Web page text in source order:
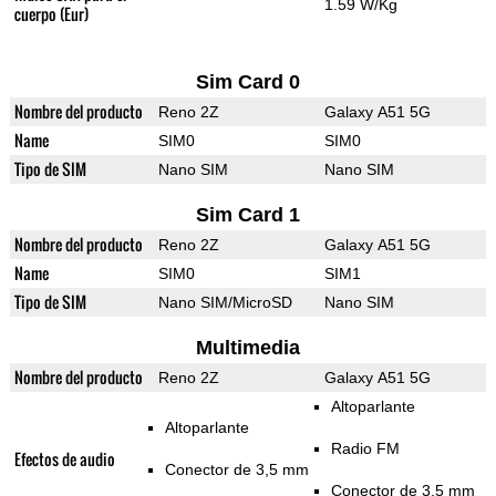
cuerpo (Eur)
1.59 W/Kg
Sim Card 0
Nombre del producto Reno 2Z Galaxy A51 5G
Name SIM0 SIM0
Tipo de SIM Nano SIM Nano SIM
Sim Card 1
Nombre del producto Reno 2Z Galaxy A51 5G
Name SIM0 SIM1
Tipo de SIM Nano SIM/MicroSD Nano SIM
Multimedia
Nombre del producto Reno 2Z Galaxy A51 5G
Efectos de audio
Altoparlante
Conector de 3,5 mm
Altoparlante
Radio FM
Conector de 3,5 mm